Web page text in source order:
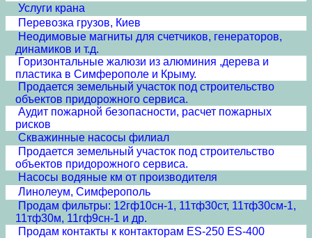
Услуги крана
Перевозка грузов, Киев
Неодимовые магниты для счетчиков, генераторов,
динамиков и т.д.
Горизонтальные жалюзи из алюминия ,дерева и
пластика в Симферополе и Крыму.
Продается земельный участок под строительство
объектов придорожного сервиса.
Аудит пожарной безопасности, расчет пожарных
рисков
Скважинные насосы филиал
Продается земельный участок под строительство
объектов придорожного сервиса.
Насосы водяные км от производителя
Линолеум, Симферополь
Продам фильтры: 12гф10сн-1, 11тф30ст, 11тф30см-1,
11тф30м, 11гф9сн-1 и др.
Продам контакты к контакторам ES-250 ES-400